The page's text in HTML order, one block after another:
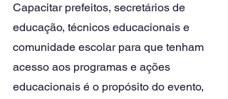
Capacitar prefeitos, secretários de
educação, técnicos educacionais e
comunidade escolar para que tenham
acesso aos programas e ações
educacionais é o propósito do evento,